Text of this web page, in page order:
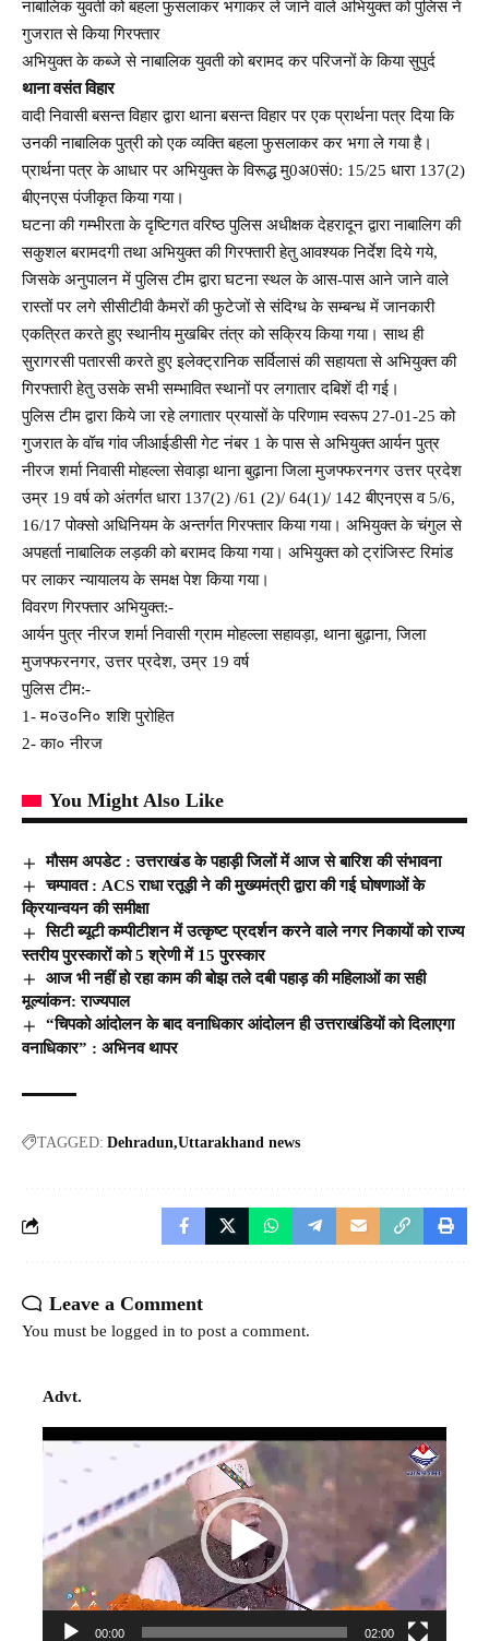
नाबालिक युवती को बहला फुसलाकर भगाकर ले जाने वाले अभियुक्त को पुलिस ने
गुजरात से किया गिरफ्तार
अभियुक्त के कब्जे से नाबालिक युवती को बरामद कर परिजनों के किया सुपुर्द
थाना वसंत विहार
वादी निवासी बसन्त विहार द्वारा थाना बसन्त विहार पर एक प्रार्थना पत्र दिया कि
उनकी नाबालिक पुत्री को एक व्यक्ति बहला फुसलाकर कर भगा ले गया है।
प्रार्थना पत्र के आधार पर अभियुक्त के विरूद्ध मु0अ0सं0: 15/25 धारा 137(2)
बीएनएस पंजीकृत किया गया।
घटना की गम्भीरता के दृष्टिगत वरिष्ठ पुलिस अधीक्षक देहरादून द्वारा नाबालिग की
सकुशल बरामदगी तथा अभियुक्त की गिरफ्तारी हेतु आवश्यक निर्देश दिये गये,
जिसके अनुपालन में पुलिस टीम द्वारा घटना स्थल के आस-पास आने जाने वाले
रास्तों पर लगे सीसीटीवी कैमरों की फुटेजों से संदिग्ध के सम्बन्ध में जानकारी
एकत्रित करते हुए स्थानीय मुखबिर तंत्र को सक्रिय किया गया। साथ ही
सुरागरसी पतारसी करते हुए इलेक्ट्रानिक सर्विलासं की सहायता से अभियुक्त की
गिरफ्तारी हेतु उसके सभी सम्भावित स्थानों पर लगातार दबिशें दी गई।
पुलिस टीम द्वारा किये जा रहे लगातार प्रयासों के परिणाम स्वरूप 27-01-25 को
गुजरात के वॉच गांव जीआईडीसी गेट नंबर 1 के पास से अभियुक्त आर्यन पुत्र
नीरज शर्मा निवासी मोहल्ला सेवाड़ा थाना बुढ़ाना जिला मुजफ्फरनगर उत्तर प्रदेश
उम्र 19 वर्ष को अंतर्गत धारा 137(2) /61 (2)/ 64(1)/ 142 बीएनएस व 5/6,
16/17 पोक्सो अधिनियम के अन्तर्गत गिरफ्तार किया गया। अभियुक्त के चंगुल से
अपहर्ता नाबालिक लड़की को बरामद किया गया। अभियुक्त को ट्रांजिस्ट रिमांड
पर लाकर न्यायालय के समक्ष पेश किया गया।
विवरण गिरफ्तार अभियुक्त:-
आर्यन पुत्र नीरज शर्मा निवासी ग्राम मोहल्ला सहावड़ा, थाना बुढ़ाना, जिला
मुजफ्फरनगर, उत्तर प्रदेश, उम्र 19 वर्ष
पुलिस टीम:-
1- म०उ०नि० शशि पुरोहित
2- का० नीरज
You Might Also Like
मौसम अपडेट : उत्तराखंड के पहाड़ी जिलों में आज से बारिश की संभावना
चम्पावत : ACS राधा रतूड़ी ने की मुख्यमंत्री द्वारा की गई घोषणाओं के
क्रियान्वयन की समीक्षा
सिटी ब्यूटी कम्पीटीशन में उत्कृष्ट प्रदर्शन करने वाले नगर निकायों को राज्य
स्तरीय पुरस्कारों को 5 श्रेणी में 15 पुरस्कार
आज भी नहीं हो रहा काम की बोझ तले दबी पहाड़ की महिलाओं का सही
मूल्यांकन: राज्यपाल
“चिपको आंदोलन के बाद वनाधिकार आंदोलन ही उत्तराखंडियों को दिलाएगा
वनाधिकार” : अभिनव थापर
TAGGED: Dehradun Uttarakhand news
Leave a Comment
You must be logged in to post a comment.
Advt.
Video
00:00 02:00